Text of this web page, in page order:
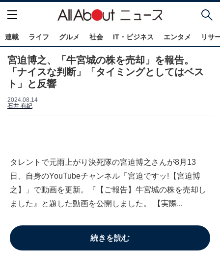
連載 ライフ グルメ 社会 IT・ビジネス エンタメ リサ
宮迫博之、「牛宮城の株を売却」を報告。
「ナイスな判断」「タイミングとしてはベス
ト」と反響
2024.08.14
石井 有紀
タレントで元雨上がり決死隊の宮迫博之さんが8月13
日、自身のYouTubeチャンネル「宮迫ですッ!【宮迫博
之】」で動画を更新。『【ご報告】牛宮城の株を売却し
ました』と題した動画を公開しました。 【実際...
続きを読む